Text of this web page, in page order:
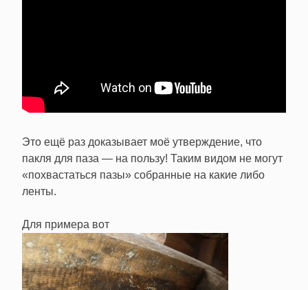
Это ещё раз доказывает моё утверждение, что
пакля для паза — на пользу! Таким видом не могут
«похвастаться пазы» собранные на какие либо
ленты.
Для примера вот